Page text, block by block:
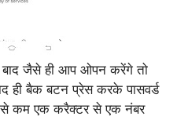
जैसे ही आप ओपन करेंगे तो
ही बैक बटन प्रेस करके पासवर्ड
से कम एक करैक्टर से एक नंबर